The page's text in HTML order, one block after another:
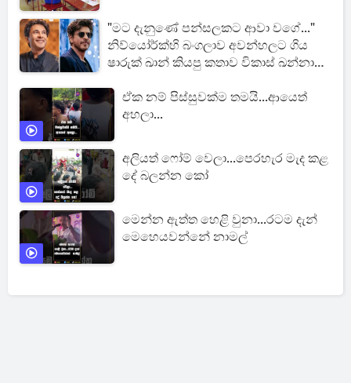
"මට දැනුණේ පන්සලකට ආවා වගේ..."
නිව්යෝර්ක්හි බංගලාව අවන්හලට ගිය
ෂාරුක් ඛාන් කියපු කතාව විකාස් ඛන්නා
ඒක නම් පිස්සුවක්ම තමයි...ආයෙත්
අහලා...
අලියත් ෆෝම් වෙලා...පෙරහැර මැද කළ
දේ බලන්න කෝ
මෙන්න ඇත්ත හෙළි වුනා...රටම දැන්
මෙහෙයවන්නේ නාමල්